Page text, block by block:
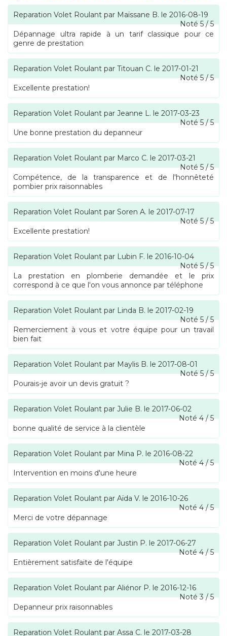
Reparation Volet Roulant par Maïssane B. le 2016-08-19
Noté5/5
Dépannage ultra rapide à un tarif classique pour ce
genre de prestation
Reparation Volet Roulant par Titouan C. le 2017-01-21
Noté5/5
Excellente prestation!
Reparation Volet Roulant par Jeanne L. le 2017-03-23
Noté5/5
Une bonne prestation du depanneur
Reparation Volet Roulant par Marco C. le 2017-03-21
Noté5/5
Compétence, de la transparence et de l'honnêteté
pombier prix raisonnables
Reparation Volet Roulant par Soren A. le 2017-07-17
Noté5/5
Excellente prestation!
Reparation Volet Roulant par Lubin F. le 2016-10-04
Noté5/5
La prestation en plomberie demandée et le prix
correspond à ce que l'on vous annonce par téléphone
Reparation Volet Roulant par Linda B. le 2017-02-19
Noté5/5
Remerciement à vous et votre équipe pour un travail
bien fait
Reparation Volet Roulant par Maylis B. le 2017-08-01
Noté5/5
Pourais-je avoir un devis gratuit ?
Reparation Volet Roulant par Julie B. le 2017-06-02
Noté4/5
bonne qualité de service à la clientèle
Reparation Volet Roulant par Mina P. le 2016-08-22
Noté4/5
Intervention en moins d'une heure
Reparation Volet Roulant par Aïda V. le 2016-10-26
Noté4/5
Merci de votre dépannage
Reparation Volet Roulant par Justin P. le 2017-06-27
Noté4/5
Entièrement satisfaite de l'équipe
Reparation Volet Roulant par Aliénor P. le 2016-12-16
Noté3/5
Depanneur prix raisonnables
Reparation Volet Roulant par Assa C. le 2017-03-28